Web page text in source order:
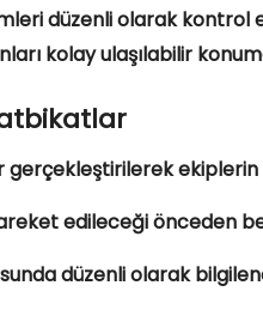
düzenli olarak kontrol
kolay ulaşılabilir
ekiplerin
edileceği önceden
düzenli olarak